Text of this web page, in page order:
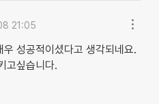
21:05
성공적이셨다고 생각되네요.
고싶습니다.